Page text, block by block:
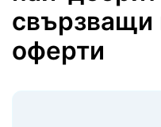
свързващи
оферти